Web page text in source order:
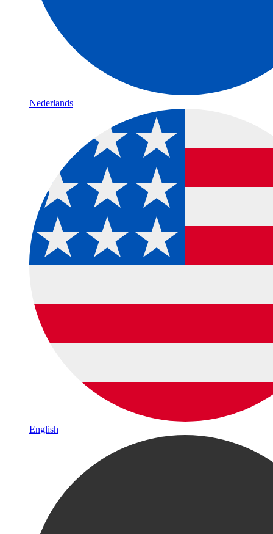
Nederlands
English